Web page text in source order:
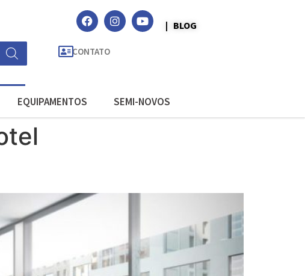
| BLOG
CONTATO
EQUIPAMENTOS SEMI-NOVOS